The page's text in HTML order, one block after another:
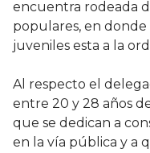
encuentra rodeada
populares, en donde
juveniles esta a la
Al respecto el
entre 20 y 28 años
que se dedican a
en la vía pública y a